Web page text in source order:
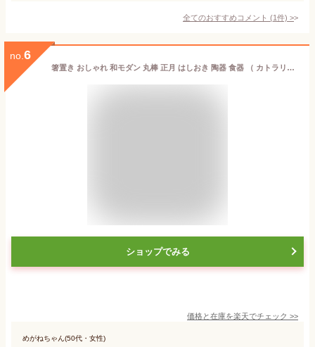
全てのおすすめコメント (1件) >
no. 6
箸置き おしゃれ 和モダン 丸棒 正月 はしおき 陶器 食器 （ カトラリーレスト 箸置 市松模様 七宝 箸おき 箸やすめ 箸休め カトラリー レスト ハシオキ お箸 箸 置き 結婚祝い 可愛い 日本製 ）
ショップでみる
価格と在庫を楽天でチェック >>
めがねちゃん(50代・女性)